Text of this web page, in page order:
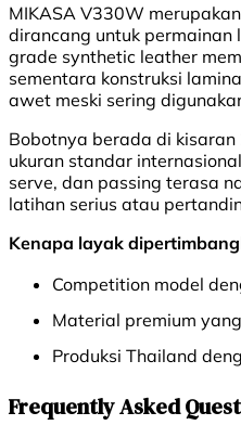
MIKASA V330W
dirancang untuk permainan
grade synthetic leather
sementara konstruksi
awet meski sering
Bobotnya berada di
ukuran standar
serve, dan passing terasa
latihan serius atau
Kenapa layak
Competition model
Material premium
Produksi Thailand
Frequently Asked